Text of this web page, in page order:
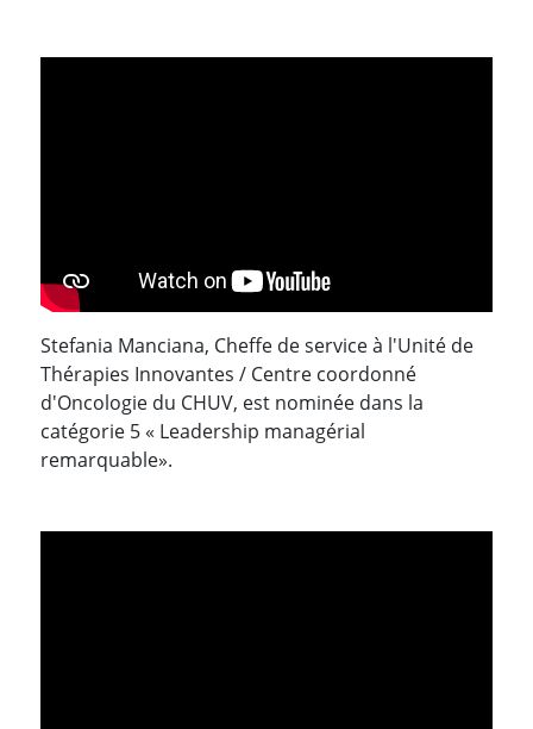
Stefania Manciana, Cheffe de service à l'Unité de
Thérapies Innovantes / Centre coordonné
d'Oncologie du CHUV, est nominée dans la
catégorie 5 « Leadership managérial
remarquable».